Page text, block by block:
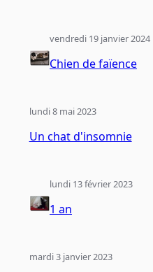
Chien de faïence
vendredi 19 janvier 2024
Un chat d'insomnie
lundi 8 mai 2023
1 an
lundi 13 février 2023
mardi 3 janvier 2023